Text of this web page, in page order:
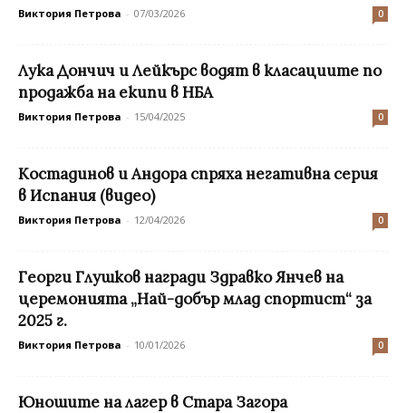
Виктория Петрова - 07/03/2026 0
Лука Дончич и Лейкърс водят в класациите по
продажба на екипи в НБА
Виктория Петрова - 15/04/2025 0
Костадинов и Андора спряха негативна серия
в Испания (видео)
Виктория Петрова - 12/04/2026 0
Георги Глушков награди Здравко Янчев на
церемонията „Най-добър млад спортист“ за
2025 г.
Виктория Петрова - 10/01/2026 0
Юношите на лагер в Стара Загора